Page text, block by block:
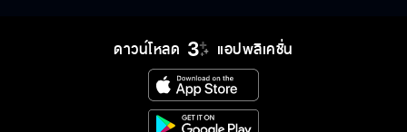
ดาวน์โหลด แอปพลิเคชั่น